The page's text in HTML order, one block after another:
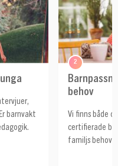
barnvakt
2
behov
Vi finns både
certifierade
familjs behov